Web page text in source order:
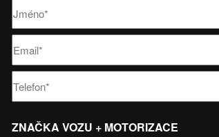
ZNAČKA VOZU + MOTORIZACE